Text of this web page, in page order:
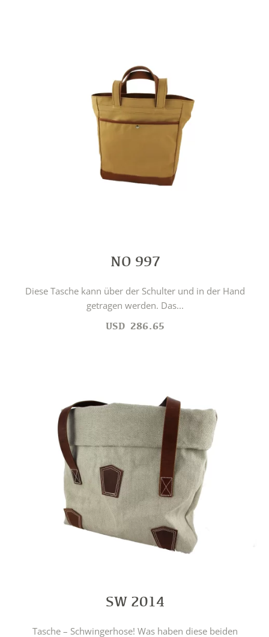
NO 997
Diese Tasche kann über der Schulter und in der Hand
getragen werden. Das...
USD 286.65
SW 2014
Tasche – Schwingerhose! Was haben diese beiden